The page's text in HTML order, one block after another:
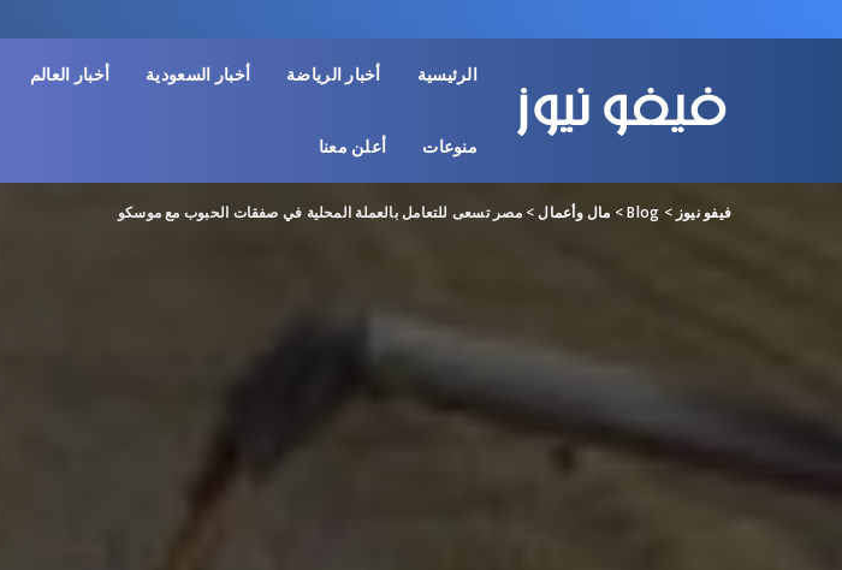
الرئيسية أخبار الرياضة أخبار السعودية أخبار العالم
منوعات أعلن معنا
فيفو نيوز >
Blog
> مال وأعمال>مصر تسعى للتعامل بالعملة المحلية في صفقات الحبوب مع موسكو